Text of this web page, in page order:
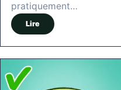
pratiquement…
Lire